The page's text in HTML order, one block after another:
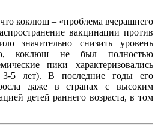
коклюш – «проблема вчерашнего
вакцинации против
значительно снизить уровень
коклюш не был полностью
пики характеризовались
3-5 лет). В последние годы его
даже в странах с высоким
детей раннего возраста, в том